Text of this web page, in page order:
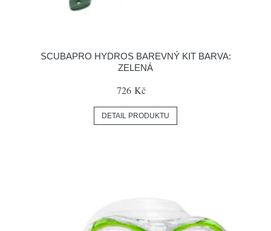
SCUBAPRO HYDROS BAREVNÝ KIT BARVA:
ZELENÁ
726 Kč
DETAIL PRODUKTU